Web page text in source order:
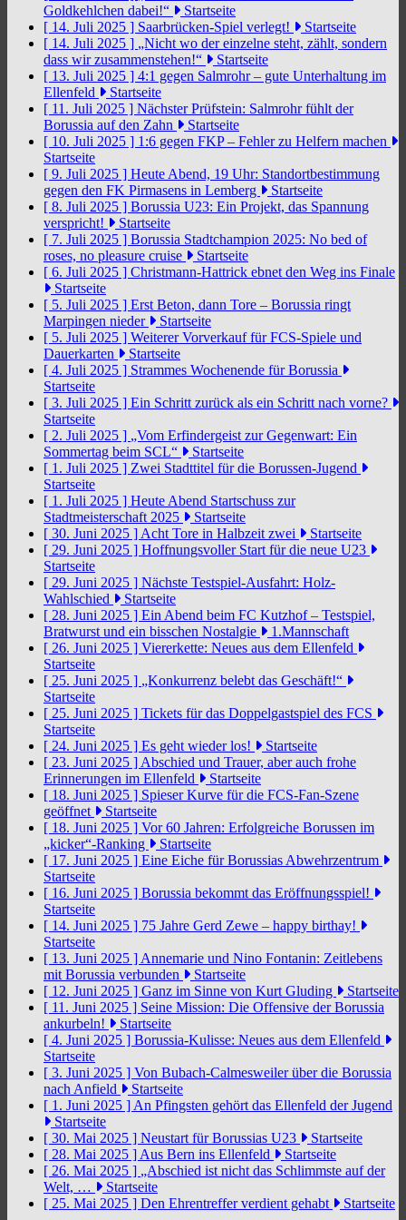
Goldkehlchen dabei!“
Startseite
[ 14. Juli 2025 ] Saarbrücken-Spiel verlegt!
Startseite
[ 14. Juli 2025 ] „Nicht wo der einzelne steht, zählt, sondern
dass wir zusammenstehen!“
Startseite
[ 13. Juli 2025 ] 4:1 gegen Salmrohr – gute Unterhaltung im
Ellenfeld
Startseite
[ 11. Juli 2025 ] Nächster Prüfstein: Salmrohr fühlt der
Borussia auf den Zahn
Startseite
[ 10. Juli 2025 ] 1:6 gegen FKP – Fehler zu Helfern machen
Startseite
[ 9. Juli 2025 ] Heute Abend, 19 Uhr: Standortbestimmung
gegen den FK Pirmasens in Lemberg
Startseite
[ 8. Juli 2025 ] Borussia U23: Ein Projekt, das Spannung
verspricht!
Startseite
[ 7. Juli 2025 ] Borussia Stadtchampion 2025: No bed of
roses, no pleasure cruise
Startseite
[ 6. Juli 2025 ] Christmann-Hattrick ebnet den Weg ins Finale
Startseite
[ 5. Juli 2025 ] Erst Beton, dann Tore – Borussia ringt
Marpingen nieder
Startseite
[ 5. Juli 2025 ] Weiterer Vorverkauf für FCS-Spiele und
Dauerkarten
Startseite
[ 4. Juli 2025 ] Strammes Wochenende für Borussia
Startseite
[ 3. Juli 2025 ] Ein Schritt zurück als ein Schritt nach vorne?
Startseite
[ 2. Juli 2025 ] „Vom Erfindergeist zur Gegenwart: Ein
Sommertag beim SCL“
Startseite
[ 1. Juli 2025 ] Zwei Stadttitel für die Borussen-Jugend
Startseite
[ 1. Juli 2025 ] Heute Abend Startschuss zur
Stadtmeisterschaft 2025
Startseite
[ 30. Juni 2025 ] Acht Tore in Halbzeit zwei
Startseite
[ 29. Juni 2025 ] Hoffnungsvoller Start für die neue U23
Startseite
[ 29. Juni 2025 ] Nächste Testspiel-Ausfahrt: Holz-
Wahlschied
Startseite
[ 28. Juni 2025 ] Ein Abend beim FC Kutzhof – Testspiel,
Bratwurst und ein bisschen Nostalgie
1.Mannschaft
[ 26. Juni 2025 ] Viererkette: Neues aus dem Ellenfeld
Startseite
[ 25. Juni 2025 ] „Konkurrenz belebt das Geschäft!“
Startseite
[ 25. Juni 2025 ] Tickets für das Doppelgastspiel des FCS
Startseite
[ 24. Juni 2025 ] Es geht wieder los!
Startseite
[ 23. Juni 2025 ] Abschied und Trauer, aber auch frohe
Erinnerungen im Ellenfeld
Startseite
[ 18. Juni 2025 ] Spieser Kurve für die FCS-Fan-Szene
geöffnet
Startseite
[ 18. Juni 2025 ] Vor 60 Jahren: Erfolgreiche Borussen im
„kicker“-Ranking
Startseite
[ 17. Juni 2025 ] Eine Eiche für Borussias Abwehrzentrum
Startseite
[ 16. Juni 2025 ] Borussia bekommt das Eröffnungsspiel!
Startseite
[ 14. Juni 2025 ] 75 Jahre Gerd Zewe – happy birthay!
Startseite
[ 13. Juni 2025 ] Annemarie und Nino Fontanin: Zeitlebens
mit Borussia verbunden
Startseite
[ 12. Juni 2025 ] Ganz im Sinne von Kurt Gluding
Startseite
[ 11. Juni 2025 ] Seine Mission: Die Offensive der Borussia
ankurbeln!
Startseite
[ 4. Juni 2025 ] Borussia-Kulisse: Neues aus dem Ellenfeld
Startseite
[ 3. Juni 2025 ] Von Bubach-Calmesweiler über die Borussia
nach Anfield
Startseite
[ 1. Juni 2025 ] An Pfingsten gehört das Ellenfeld der Jugend
Startseite
[ 30. Mai 2025 ] Neustart für Borussias U23
Startseite
[ 28. Mai 2025 ] Aus Bern ins Ellenfeld
Startseite
[ 26. Mai 2025 ] „Abschied ist nicht das Schlimmste auf der
Welt, …
Startseite
[ 25. Mai 2025 ] Den Ehrentreffer verdient gehabt
Startseite